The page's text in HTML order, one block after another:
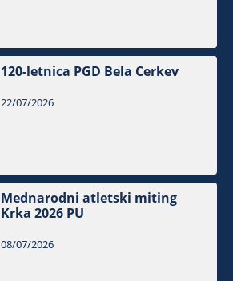
120-letnica PGD Bela Cerkev
22/07/2026
Mednarodni atletski miting
Krka 2026 PU
08/07/2026